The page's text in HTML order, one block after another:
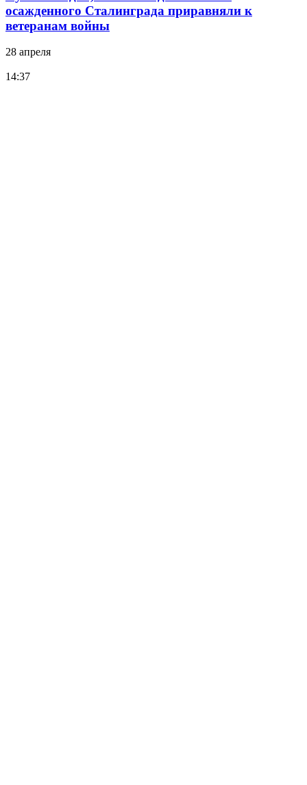
осажденного Сталинграда приравняли к
ветеранам войны
28 апреля
14:37